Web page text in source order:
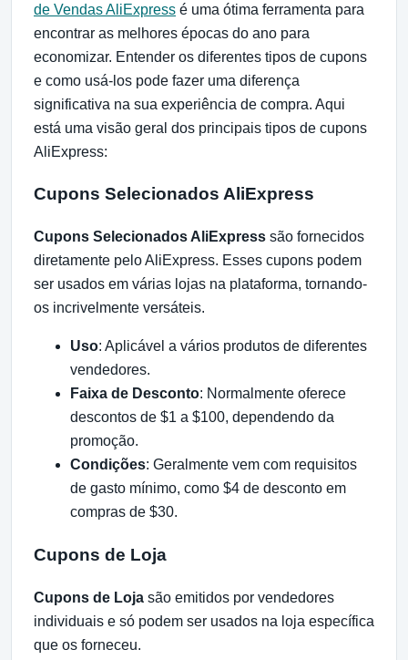
de Vendas AliExpress é uma ótima ferramenta para
encontrar as melhores épocas do ano para
economizar. Entender os diferentes tipos de cupons
e como usá-los pode fazer uma diferença
significativa na sua experiência de compra. Aqui
está uma visão geral dos principais tipos de cupons
AliExpress:
Cupons Selecionados AliExpress
Cupons Selecionados AliExpress são fornecidos
diretamente pelo AliExpress. Esses cupons podem
ser usados em várias lojas na plataforma, tornando-
os incrivelmente versáteis.
Uso: Aplicável a vários produtos de diferentes
vendedores.
Faixa de Desconto: Normalmente oferece
descontos de $1 a $100, dependendo da
promoção.
Condições: Geralmente vem com requisitos
de gasto mínimo, como $4 de desconto em
compras de $30.
Cupons de Loja
Cupons de Loja são emitidos por vendedores
individuais e só podem ser usados na loja específica
que os forneceu.